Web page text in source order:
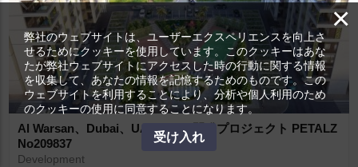
Al Warsan、Dubai、UAEにある開発プロジェクト PETALZ
No209837
Development
×
弊社のウェブサイトは、ユーザーエクスペリエンスを向上さ
せるためにクッキーを使用しています。このクッキーはあな
たが弊社ウェブサイトにアクセスした時の行動に関する情報
を収集して、あなたの情報を記憶するためのものです。この
ウェブサイトを利用することにより、分析や個人利用のため
のクッキーの使用に同意することになります。
受け入れ